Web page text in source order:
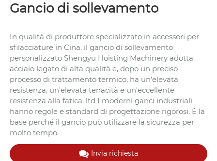
Gancio di sollevamento
In qualità di produttore specializzato in accessori per
sfilacciature in Cina, il gancio di sollevamento
personalizzato Shengyu Hoisting Machinery adotta
acciaio legato di alta qualità e, dopo un preciso
processo di trattamento termico, ha un'elevata
resistenza, un'elevata tenacità e un'eccellente
resistenza alla fatica. ltd I moderni ganci industriali
hanno regole e standard di progettazione rigorosi. È la
base perché il gancio può utilizzare la sicurezza per
molto tempo.
Invia richiesta